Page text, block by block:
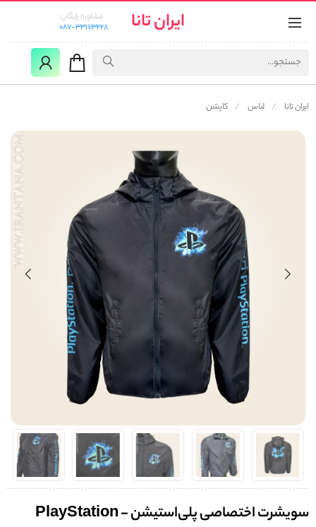
ایران تانا
مشاوره رایگان:
087-33173228
ایران تانا لباس کاپشن
سویشرت اختصاصی پلی‌استیشن - PlayStation